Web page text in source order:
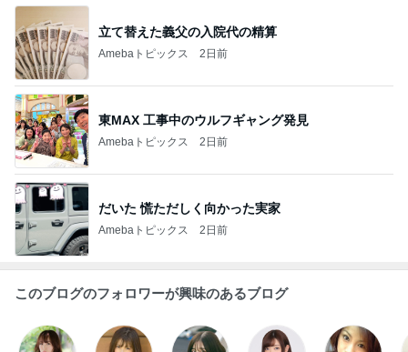
立て替えた義父の入院代の精算
Amebaトピックス 2日前
東MAX 工事中のウルフギャング発見
Amebaトピックス 2日前
だいた 慌ただしく向かった実家
Amebaトピックス 2日前
このブログのフォロワーが興味のあるブログ